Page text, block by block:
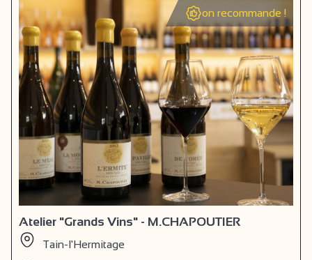
on recommande !
Atelier "Grands Vins" - M.CHAPOUTIER
Tain-l'Hermitage